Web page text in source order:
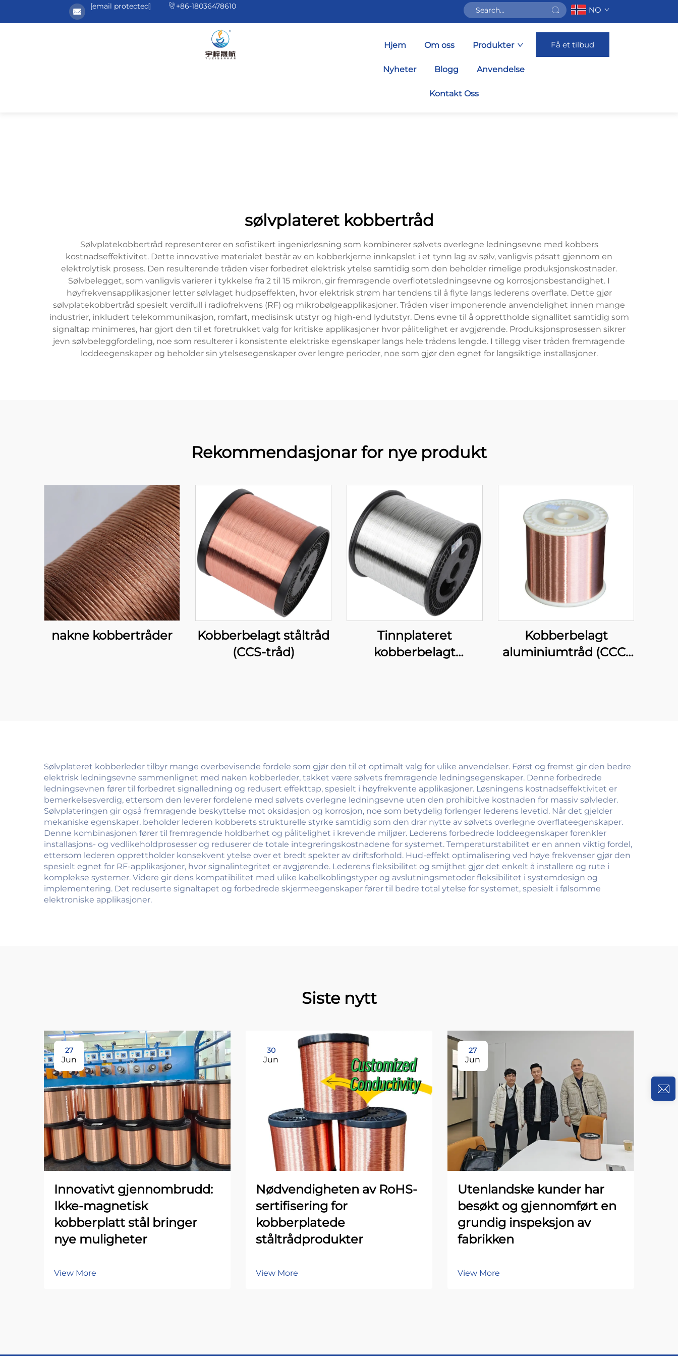
[email protected] +86-18036478610 NO
Hjem Om oss Produkter
Nyheter Blogg Anvendelse
Kontakt Oss
Få et tilbud
sølvplateret kobbertråd
Sølvplatekobbertråd representerer en sofistikert ingeniørløsning som kombinerer sølvets overlegne ledningsevne med kobbers
kostnadseffektivitet. Dette innovative materialet består av en kobberkjerne innkapslet i et tynn lag av sølv, vanligvis påsatt gjennom en
elektrolytisk prosess. Den resulterende tråden viser forbedret elektrisk ytelse samtidig som den beholder rimelige produksjonskostnader.
Sølvbelegget, som vanligvis varierer i tykkelse fra 2 til 15 mikron, gir fremragende overflotetsledningsevne og korrosjonsbestandighet. I
høyfrekvensapplikasjoner letter sølvlaget hudpseffekten, hvor elektrisk strøm har tendens til å flyte langs lederens overflate. Dette gjør
sølvplatekobbertråd spesielt verdifull i radiofrekvens (RF) og mikrobølgeapplikasjoner. Tråden viser imponerende anvendelighet innen mange
industrier, inkludert telekommunikasjon, romfart, medisinsk utstyr og high-end lydutstyr. Dens evne til å opprettholde signallitet samtidig som
signaltap minimeres, har gjort den til et foretrukket valg for kritiske applikasjoner hvor pålitelighet er avgjørende. Produksjonsprosessen sikrer
jevn sølvbeleggfordeling, noe som resulterer i konsistente elektriske egenskaper langs hele trådens lengde. I tillegg viser tråden fremragende
loddeegenskaper og beholder sin ytelsesegenskaper over lengre perioder, noe som gjør den egnet for langsiktige installasjoner.
Rekommendasjonar for nye produkt
nakne kobbertråder
Kobberbelagt ståltråd
(CCS-tråd)
Tinnplateret
kobberbelagt
Kobberbelagt
aluminiumtråd (CCC-
Sølvplateret kobberleder tilbyr mange overbevisende fordele som gjør den til et optimalt valg for ulike anvendelser. Først og fremst gir den bedre
elektrisk ledningsevne sammenlignet med naken kobberleder, takket være sølvets fremragende ledningsegenskaper. Denne forbedrede
ledningsevnen fører til forbedret signalledning og redusert effekttap, spesielt i høyfrekvente applikasjoner. Løsningens kostnadseffektivitet er
bemerkelsesverdig, ettersom den leverer fordelene med sølvets overlegne ledningsevne uten den prohibitive kostnaden for massiv sølvleder.
Sølvplateringen gir også fremragende beskyttelse mot oksidasjon og korrosjon, noe som betydelig forlenger lederens levetid. Når det gjelder
mekaniske egenskaper, beholder lederen kobberets strukturelle styrke samtidig som den drar nytte av sølvets overlegne overflateegenskaper.
Denne kombinasjonen fører til fremragende holdbarhet og pålitelighet i krevende miljøer. Lederens forbedrede loddeegenskaper forenkler
installasjons- og vedlikeholdprosesser og reduserer de totale integreringskostnadene for systemet. Temperaturstabilitet er en annen viktig fordel,
ettersom lederen opprettholder konsekvent ytelse over et bredt spekter av driftsforhold. Hud-effekt optimalisering ved høye frekvenser gjør den
spesielt egnet for RF-applikasjoner, hvor signalintegritet er avgjørende. Lederens fleksibilitet og smijthet gjør det enkelt å installere og rute i
komplekse systemer. Videre gir dens kompatibilitet med ulike kabelkoblingstyper og avslutningsmetoder fleksibilitet i systemdesign og
implementering. Det reduserte signaltapet og forbedrede skjermeegenskaper fører til bedre total ytelse for systemet, spesielt i følsomme
elektroniske applikasjoner.
Siste nytt
27
Jun
Innovativt gjennombrudd:
Ikke-magnetisk
kobberplatt stål bringer
nye muligheter
View More
30
Jun
Nødvendigheten av RoHS-
sertifisering for
kobberplatede
ståltrådprodukter
View More
27
Jun
Utenlandske kunder har
besøkt og gjennomført en
grundig inspeksjon av
fabrikken
View More